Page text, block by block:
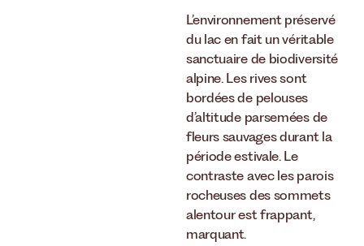
L’environnement préservé
du lac en fait un véritable
sanctuaire de biodiversité
alpine. Les rives sont
bordées de pelouses
d’altitude parsemées de
fleurs sauvages durant la
période estivale. Le
contraste avec les parois
rocheuses des sommets
alentour est frappant,
marquant.